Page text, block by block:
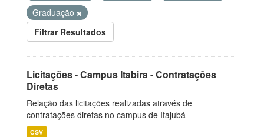
Graduação
Filtrar Resultados
Licitações - Campus Itabira - Contratações
Diretas
Relação das licitações realizadas através de
contratações diretas no campus de Itajubá
CSV